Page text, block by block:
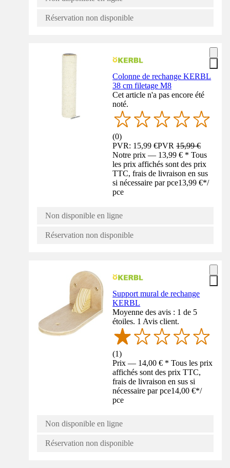
Réservation non disponible
Colonne de rechange KERBL
38 cm filetage M8
Cet article n'a pas encore été
noté.
(0)
PVR: 15,99 €PVR15,99 €
Notre prix — 13,99 € * Tous
les prix affichés sont des prix
TTC, frais de livraison en sus
si nécessaire par pce13,99 €*/
pce
Non disponible en ligne
Réservation non disponible
Support mural de rechange
KERBL
Moyenne des avis : 1 de 5
étoiles. 1 Avis client.
(1)
Prix — 14,00 € * Tous les prix
affichés sont des prix TTC,
frais de livraison en sus si
nécessaire par pce14,00 €*/
pce
Non disponible en ligne
Réservation non disponible